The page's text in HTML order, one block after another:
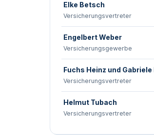
Elke Betsch
Versicherungsvertreter
Engelbert Weber
Versicherungsgewerbe
Fuchs Heinz und
Versicherungsvertreter
Helmut Tubach
Versicherungsvertreter